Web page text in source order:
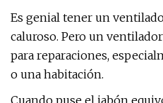
Es genial tener un
caluroso. Pero un
para reparaciones,
o una habitación.
Cuando puse el jabón